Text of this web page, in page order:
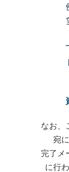
なお、
宛
完了メ
に行